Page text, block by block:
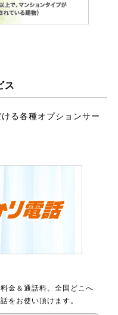
ス
る各種オプションサー
金＆通話料。全国どこへ
をお使い頂けます。